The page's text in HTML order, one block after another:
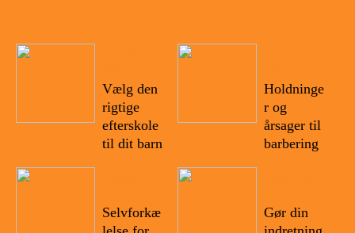
Vælg den
rigtige
efterskole
til dit barn
Selvforkæ
Holdninge
r og
årsager til
barbering
Gør din